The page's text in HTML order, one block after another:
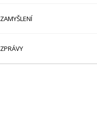
ZAMYŠLENÍ
ZPRÁVY